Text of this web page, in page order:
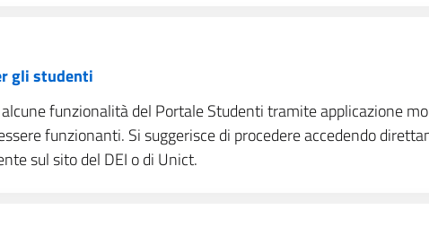
gli studenti
funzionalità del Portale Studenti tramite applicazione
funzionanti. Si suggerisce di procedere accedendo
sul sito del DEI o di Unict.